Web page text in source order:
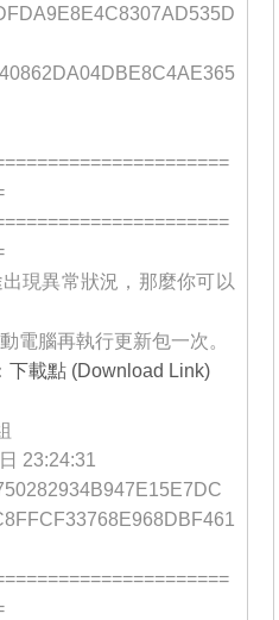
現異常狀況，那麼你可以
電腦再執行更新包一次。
下載點 (Download Link)
23:24:31